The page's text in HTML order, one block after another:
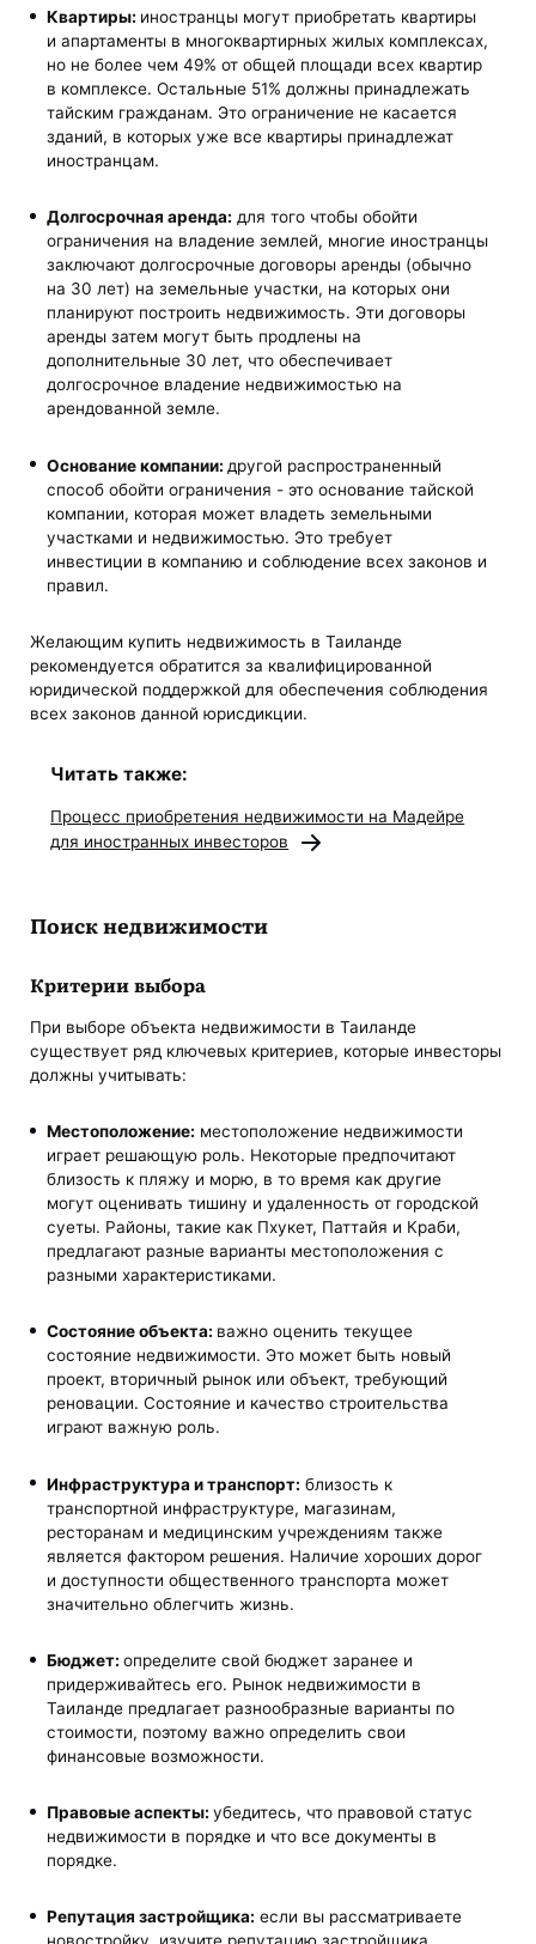
Квартиры: иностранцы могут приобретать квартиры
и апартаменты в многоквартирных жилых комплексах,
но не более чем 49% от общей площади всех квартир
в комплексе. Остальные 51% должны принадлежать
тайским гражданам. Это ограничение не касается
зданий, в которых уже все квартиры принадлежат
иностранцам.
Долгосрочная аренда: для того чтобы обойти
ограничения на владение землей, многие иностранцы
заключают долгосрочные договоры аренды (обычно
на 30 лет) на земельные участки, на которых они
планируют построить недвижимость. Эти договоры
аренды затем могут быть продлены на
дополнительные 30 лет, что обеспечивает
долгосрочное владение недвижимостью на
арендованной земле.
Основание компании: другой распространенный
способ обойти ограничения - это основание тайской
компании, которая может владеть земельными
участками и недвижимостью. Это требует
инвестиции в компанию и соблюдение всех законов и
правил.
Желающим купить недвижимость в Таиланде
рекомендуется обратится за квалифицированной
юридической поддержкой для обеспечения соблюдения
всех законов данной юрисдикции.
Читать также:
Процесс приобретения недвижимости на Мадейре
для иностранных инвесторов
Поиск недвижимости
Критерии выбора
При выборе объекта недвижимости в Таиланде
существует ряд ключевых критериев, которые инвесторы
должны учитывать:
Местоположение: местоположение недвижимости
играет решающую роль. Некоторые предпочитают
близость к пляжу и морю, в то время как другие
могут оценивать тишину и удаленность от городской
суеты. Районы, такие как Пхукет, Паттайя и Краби,
предлагают разные варианты местоположения с
разными характеристиками.
Состояние объекта: важно оценить текущее
состояние недвижимости. Это может быть новый
проект, вторичный рынок или объект, требующий
реновации. Состояние и качество строительства
играют важную роль.
Инфраструктура и транспорт: близость к
транспортной инфраструктуре, магазинам,
ресторанам и медицинским учреждениям также
является фактором решения. Наличие хороших дорог
и доступности общественного транспорта может
значительно облегчить жизнь.
Бюджет: определите свой бюджет заранее и
придерживайтесь его. Рынок недвижимости в
Таиланде предлагает разнообразные варианты по
стоимости, поэтому важно определить свои
финансовые возможности.
Правовые аспекты: убедитесь, что правовой статус
недвижимости в порядке и что все документы в
порядке.
Репутация застройщика: если вы рассматриваете